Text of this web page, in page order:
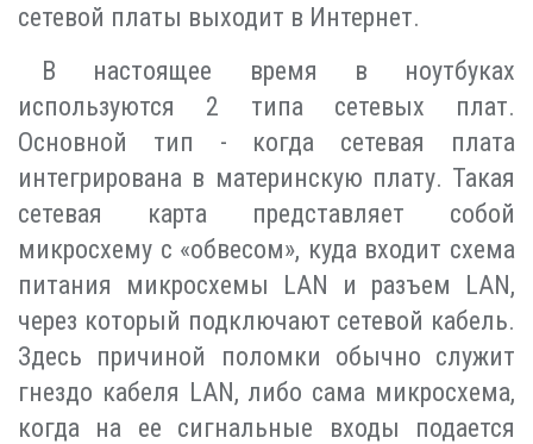
сетевой платы выходит в Интернет.
В настоящее время в ноутбуках
используются 2 типа сетевых плат.
Основной тип - когда сетевая плата
интегрирована в материнскую плату. Такая
сетевая карта представляет собой
микросхему с «обвесом», куда входит схема
питания микросхемы LAN и разъем LAN,
через который подключают сетевой кабель.
Здесь причиной поломки обычно служит
гнездо кабеля LAN, либо сама микросхема,
когда на ее сигнальные входы подается